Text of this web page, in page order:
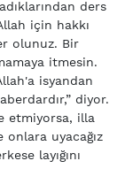
ders
için hakkı
olunuz. Bir
itmesin.
isyandan
diyor.
etmiyorsa, illa
onlara uyacağız
layığını